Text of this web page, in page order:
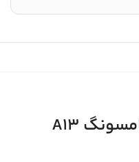
خرید تاچ ال سی دی سامسونگ A13